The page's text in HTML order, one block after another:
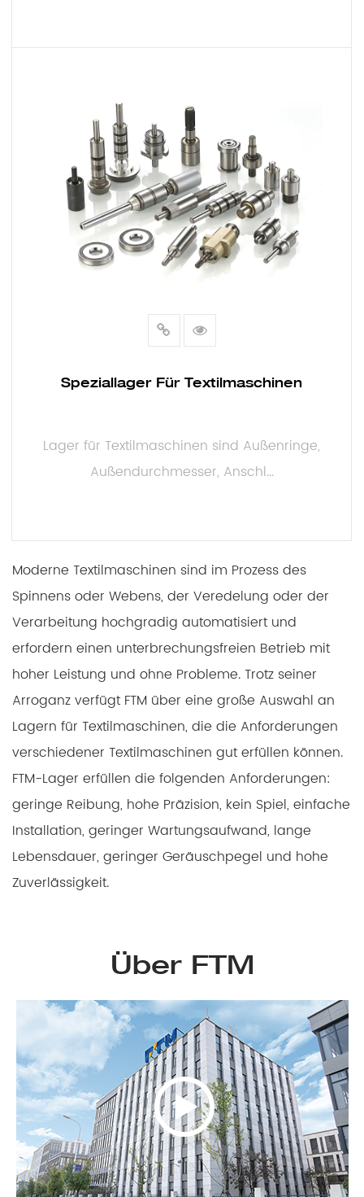
Speziallager Für Textilmaschinen
Lager für Textilmaschinen sind Außenringe,
Außendurchmesser, Anschl...
Moderne Textilmaschinen sind im Prozess des
Spinnens oder Webens, der Veredelung oder der
Verarbeitung hochgradig automatisiert und
erfordern einen unterbrechungsfreien Betrieb mit
hoher Leistung und ohne Probleme. Trotz seiner
Arroganz verfügt FTM über eine große Auswahl an
Lagern für Textilmaschinen, die die Anforderungen
verschiedener Textilmaschinen gut erfüllen können.
FTM-Lager erfüllen die folgenden Anforderungen:
geringe Reibung, hohe Präzision, kein Spiel, einfache
Installation, geringer Wartungsaufwand, lange
Lebensdauer, geringer Geräuschpegel und hohe
Zuverlässigkeit.
Über FTM
>